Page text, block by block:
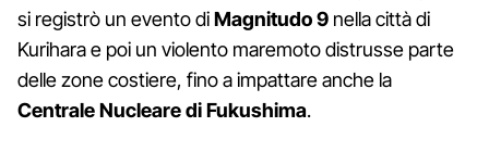
si registrò un evento diMagnitudo 9 nella città di
Kurihara e poi un violento maremoto distrusse parte
delle zone costiere, fino a impattare anche la
Centrale Nucleare di Fukushima.